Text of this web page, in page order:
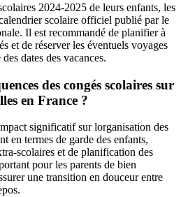
2024-2025 de leurs enfants, les
scolaire officiel publié par le
Il est recommandé de planifier à
et de réserver les éventuels voyages
dates des vacances.
des congés scolaires sur
en France ?
significatif sur lorganisation des
en termes de garde des enfants,
scolaires et de planification des
pour les parents de bien
une transition en douceur entre